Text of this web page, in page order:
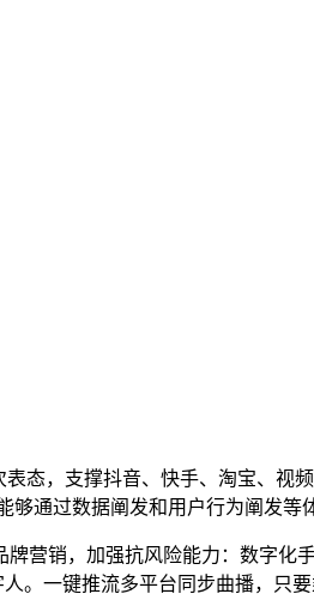
，支撑抖音、快手、淘宝、视
通过数据阐发和用户行为阐发等
销，加强抗风险能力：数字化
。一键推流多平台同步曲播，